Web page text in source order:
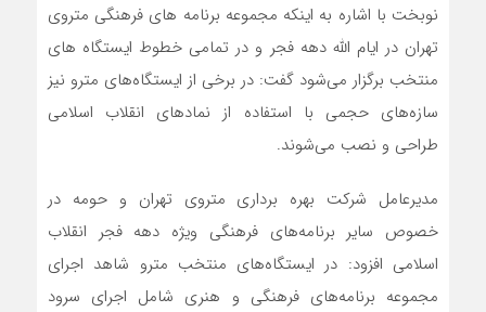
نوبخت با اشاره به اینکه مجموعه برنامه های فرهنگی متروی
تهران در ایام الله دهه فجر و در تمامی خطوط ایستگاه‌ های
منتخب برگزار می‌شود گفت: در برخی از ایستگاه‌های مترو نیز
سازه‌های‌ حجمی با استفاده از نمادهای انقلاب اسلامی
طراحی و نصب می‌شوند.
مدیرعامل شرکت بهره برداری متروی تهران و حومه در
خصوص سایر برنامه‌های فرهنگی ویژه دهه فجر انقلاب
اسلامی افزود: در ایستگاه‌های منتخب مترو شاهد اجرای
مجموعه برنامه‌های فرهنگی و هنری شامل اجرای سرود